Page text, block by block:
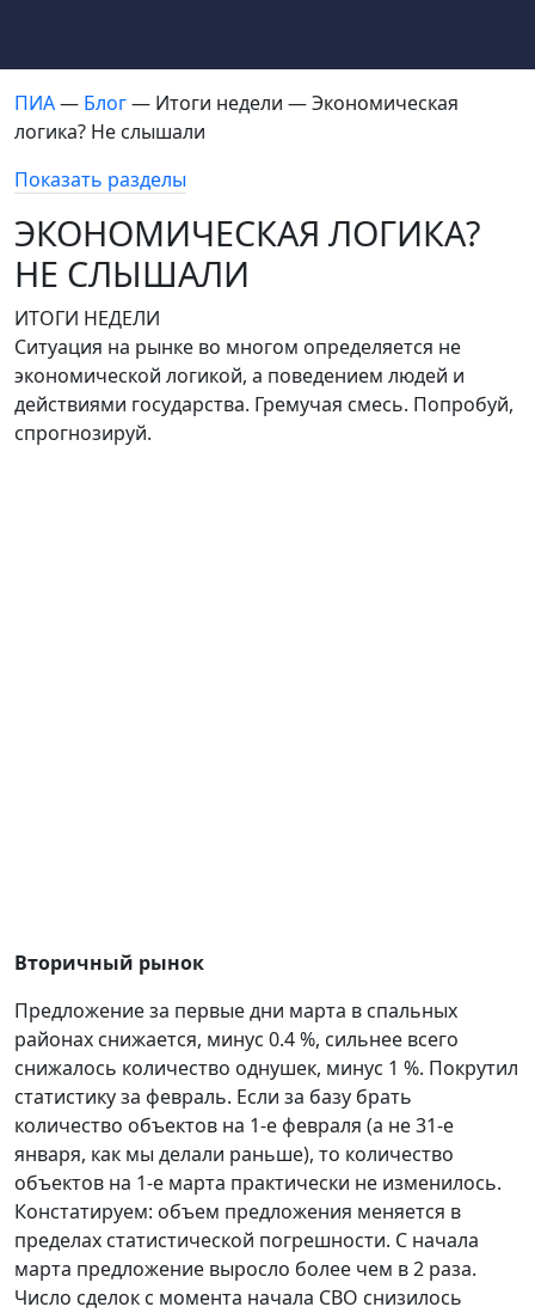
ПИА— Блог— Итоги недели — Экономическая
логика? Не слышали
Показать разделы
ЭКОНОМИЧЕСКАЯ ЛОГИКА?
НЕ СЛЫШАЛИ
ИТОГИ НЕДЕЛИ
Ситуация на рынке во многом определяется не
экономической логикой, а поведением людей и
действиями государства. Гремучая смесь. Попробуй,
спрогнозируй.
Вторичный рынок
Предложение за первые дни марта в спальных
районах снижается, минус 0.4 %, сильнее всего
снижалось количество однушек, минус 1 %. Покрутил
статистику за февраль. Если за базу брать
количество объектов на 1-е февраля (а не 31-е
января, как мы делали раньше), то количество
объектов на 1-е марта практически не изменилось.
Констатируем: объем предложения меняется в
пределах статистической погрешности. С начала
марта предложение выросло более чем в 2 раза.
Число сделок с момента начала СВО снизилось